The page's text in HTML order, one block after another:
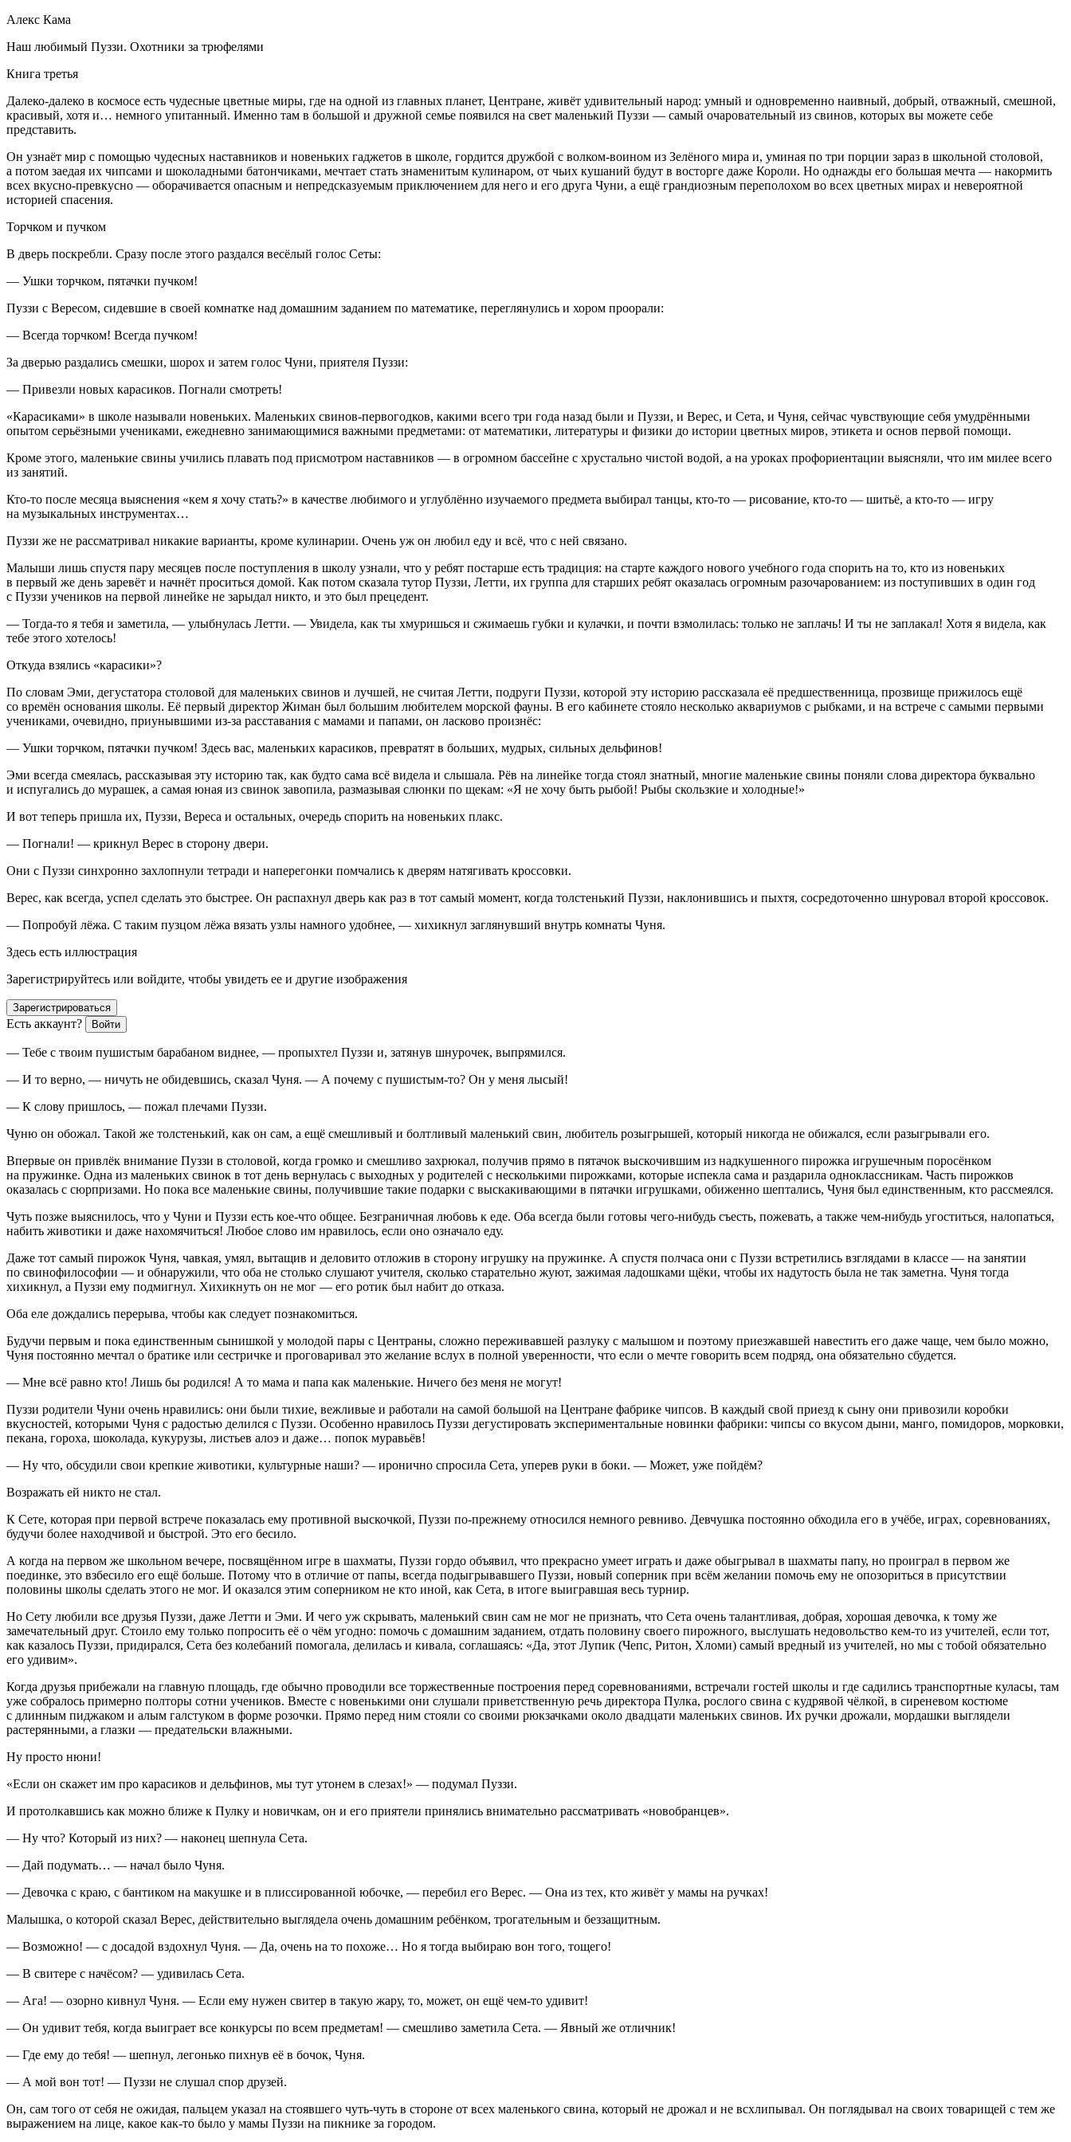
Алекс Кама
Наш любимый Пуззи. Охотники за трюфелями
Книга третья
Далеко-далеко в космосе есть чудесные цветные миры, где на одной из главных планет, Центране, живёт удивительный народ: умный и одновременно наивный, добрый, отважный, смешной,
красивый, хотя и… немного упитанный. Именно там в большой и дружной семье появился на свет маленький Пуззи — самый очаровательный из свинов, которых вы можете себе
представить.
Он узнаёт мир с помощью чудесных наставников и новеньких гаджетов в школе, гордится дружбой с волком-воином из Зелёного мира и, уминая по три порции зараз в школьной столовой,
а потом заедая их чипсами и шоколадными батончиками, мечтает стать знаменитым кулинаром, от чьих кушаний будут в восторге даже Короли. Но однажды его большая мечта — накормить
всех вкусно-превкусно — оборачивается опасным и непредсказуемым приключением для него и его друга Чуни, а ещё грандиозным переполохом во всех цветных мирах и невероятной
историей спасения.
Торчком и пучком
В дверь поскребли. Сразу после этого раздался весёлый голос Сеты:
— Ушки торчком, пятачки пучком!
Пуззи с Вересом, сидевшие в своей комнатке над домашним заданием по математике, переглянулись и хором проорали:
— Всегда торчком! Всегда пучком!
За дверью раздались смешки, шорох и затем голос Чуни, приятеля Пуззи:
— Привезли новых карасиков. Погнали смотреть!
«Карасиками» в школе называли новеньких. Маленьких свинов-первогодков, какими всего три года назад были и Пуззи, и Верес, и Сета, и Чуня, сейчас чувствующие себя умудрёнными
опытом серьёзными учениками, ежедневно занимающимися важными предметами: от математики, литературы и физики до истории цветных миров, этикета и основ первой помощи.
Кроме этого, маленькие свины учились плавать под присмотром наставников — в огромном бассейне с хрустально чистой водой, а на уроках профориентации выясняли, что им милее всего
из занятий.
Кто-то после месяца выяснения «кем я хочу стать?» в качестве любимого и углублённо изучаемого предмета выбирал танцы, кто-то — рисование, кто-то — шитьё, а кто-то — игру
на музыкальных инструментах…
Пуззи же не рассматривал никакие варианты, кроме кулинарии. Очень уж он любил еду и всё, что с ней связано.
Малыши лишь спустя пару месяцев после поступления в школу узнали, что у ребят постарше есть традиция: на старте каждого нового учебного года спорить на то, кто из новеньких
в первый же день заревёт и начнёт проситься домой. Как потом сказала тутор Пуззи, Летти, их группа для старших ребят оказалась огромным разочарованием: из поступивших в один год
с Пуззи учеников на первой линейке не зарыдал никто, и это был прецедент.
— Тогда-то я тебя и заметила, — улыбнулась Летти. — Увидела, как ты хмуришься и сжимаешь губки и кулачки, и почти взмолилась: только не заплачь! И ты не заплакал! Хотя я видела, как
тебе этого хотелось!
Откуда взялись «карасики»?
По словам Эми, дегустатора столовой для маленьких свинов и лучшей, не считая Летти, подруги Пуззи, которой эту историю рассказала её предшественница, прозвище прижилось ещё
со времён основания школы. Её первый директор Жиман был большим любителем морской фауны. В его кабинете стояло несколько аквариумов с рыбками, и на встрече с самыми первыми
учениками, очевидно, приунывшими из-за расставания с мамами и папами, он ласково произнёс:
— Ушки торчком, пятачки пучком! Здесь вас, маленьких карасиков, превратят в больших, мудрых, сильных дельфинов!
Эми всегда смеялась, рассказывая эту историю так, как будто сама всё видела и слышала. Рёв на линейке тогда стоял знатный, многие маленькие свины поняли слова директора буквально
и испугались до мурашек, а самая юная из свинок завопила, размазывая слюнки по щекам: «Я не хочу быть рыбой! Рыбы скользкие и холодные!»
И вот теперь пришла их, Пуззи, Вереса и остальных, очередь спорить на новеньких плакс.
— Погнали! — крикнул Верес в сторону двери.
Они с Пуззи синхронно захлопнули тетради и наперегонки помчались к дверям натягивать кроссовки.
Верес, как всегда, успел сделать это быстрее. Он распахнул дверь как раз в тот самый момент, когда толстенький Пуззи, наклонившись и пыхтя, сосредоточенно шнуровал второй кроссовок.
— Попробуй лёжа. С таким пузцом лёжа вязать узлы намного удобнее, — хихикнул заглянувший внутрь комнаты Чуня.
Здесь есть иллюстрация
Зарегистрируйтесь или войдите, чтобы увидеть ее и другие изображения
Зарегистрироваться
Есть аккаунт? Войти
— Тебе с твоим пушистым барабаном виднее, — пропыхтел Пуззи и, затянув шнурочек, выпрямился.
— И то верно, — ничуть не обидевшись, сказал Чуня. — А почему с пушистым-то? Он у меня лысый!
— К слову пришлось, — пожал плечами Пуззи.
Чуню он обожал. Такой же толстенький, как он сам, а ещё смешливый и болтливый маленький свин, любитель розыгрышей, который никогда не обижался, если разыгрывали его.
Впервые он привлёк внимание Пуззи в столовой, когда громко и смешливо захрюкал, получив прямо в пятачок выскочившим из надкушенного пирожка игрушечным поросёнком
на пружинке. Одна из маленьких свинок в тот день вернулась с выходных у родителей с несколькими пирожками, которые испекла сама и раздарила одноклассникам. Часть пирожков
оказалась с сюрпризами. Но пока все маленькие свины, получившие такие подарки с выскакивающими в пятачки игрушками, обиженно шептались, Чуня был единственным, кто рассмеялся.
Чуть позже выяснилось, что у Чуни и Пуззи есть кое-что общее. Безграничная любовь к еде. Оба всегда были готовы чего-нибудь съесть, пожевать, а также чем-нибудь угоститься, налопаться,
набить животики и даже нахомячиться! Любое слово им нравилось, если оно означало еду.
Даже тот самый пирожок Чуня, чавкая, умял, вытащив и деловито отложив в сторону игрушку на пружинке. А спустя полчаса они с Пуззи встретились взглядами в классе — на занятии
по свинофилософии — и обнаружили, что оба не столько слушают учителя, сколько старательно жуют, зажимая ладошками щёки, чтобы их надутость была не так заметна. Чуня тогда
хихикнул, а Пуззи ему подмигнул. Хихикнуть он не мог — его ротик был набит до отказа.
Оба еле дождались перерыва, чтобы как следует познакомиться.
Будучи первым и пока единственным сынишкой у молодой пары с Центраны, сложно переживавшей разлуку с малышом и поэтому приезжавшей навестить его даже чаще, чем было можно,
Чуня постоянно мечтал о братике или сестричке и проговаривал это желание вслух в полной уверенности, что если о мечте говорить всем подряд, она обязательно сбудется.
— Мне всё равно кто! Лишь бы родился! А то мама и папа как маленькие. Ничего без меня не могут!
Пуззи родители Чуни очень нравились: они были тихие, вежливые и работали на самой большой на Центране фабрике чипсов. В каждый свой приезд к сыну они привозили коробки
вкусностей, которыми Чуня с радостью делился с Пуззи. Особенно нравилось Пуззи дегустировать экспериментальные новинки фабрики: чипсы со вкусом дыни, манго, помидоров, морковки,
пекана, гороха, шоколада, кукурузы, листьев алоэ и даже… попок муравьёв!
— Ну что, обсудили свои крепкие животики, культурные наши? — иронично спросила Сета, уперев руки в боки. — Может, уже пойдём?
Возражать ей никто не стал.
К Сете, которая при первой встрече показалась ему противной выскочкой, Пуззи по-прежнему относился немного ревниво. Девчушка постоянно обходила его в учёбе, играх, соревнованиях,
будучи более находчивой и быстрой. Это его бесило.
А когда на первом же школьном вечере, посвящённом игре в шахматы, Пуззи гордо объявил, что прекрасно умеет играть и даже обыгрывал в шахматы папу, но проиграл в первом же
поединке, это взбесило его ещё больше. Потому что в отличие от папы, всегда подыгрывавшего Пуззи, новый соперник при всём желании помочь ему не опозориться в присутствии
половины школы сделать этого не мог. И оказался этим соперником не кто иной, как Сета, в итоге выигравшая весь турнир.
Но Сету любили все друзья Пуззи, даже Летти и Эми. И чего уж скрывать, маленький свин сам не мог не признать, что Сета очень талантливая, добрая, хорошая девочка, к тому же
замечательный друг. Стоило ему только попросить её о чём угодно: помочь с домашним заданием, отдать половину своего пирожного, выслушать недовольство кем-то из учителей, если тот,
как казалось Пуззи, придирался, Сета без колебаний помогала, делилась и кивала, соглашаясь: «Да, этот Лупик (Чепс, Ритон, Хломи) самый вредный из учителей, но мы с тобой обязательно
его удивим».
Когда друзья прибежали на главную площадь, где обычно проводили все торжественные построения перед соревнованиями, встречали гостей школы и где садились транспортные куласы, там
уже собралось примерно полторы сотни учеников. Вместе с новенькими они слушали приветственную речь директора Пулка, рослого свина с кудрявой чёлкой, в сиреневом костюме
с длинным пиджаком и алым галстуком в форме розочки. Прямо перед ним стояли со своими рюкзачками около двадцати маленьких свинов. Их ручки дрожали, мордашки выглядели
растерянными, а глазки — предательски влажными.
Ну просто нюни!
«Если он скажет им про карасиков и дельфинов, мы тут утонем в слезах!» — подумал Пуззи.
И протолкавшись как можно ближе к Пулку и новичкам, он и его приятели принялись внимательно рассматривать «новобранцев».
— Ну что? Который из них? — наконец шепнула Сета.
— Дай подумать… — начал было Чуня.
— Девочка с краю, с бантиком на макушке и в плиссированной юбочке, — перебил его Верес. — Она из тех, кто живёт у мамы на ручках!
Малышка, о которой сказал Верес, действительно выглядела очень домашним ребёнком, трогательным и беззащитным.
— Возможно! — с досадой вздохнул Чуня. — Да, очень на то похоже… Но я тогда выбираю вон того, тощего!
— В свитере с начёсом? — удивилась Сета.
— Ага! — озорно кивнул Чуня. — Если ему нужен свитер в такую жару, то, может, он ещё чем-то удивит!
— Он удивит тебя, когда выиграет все конкурсы по всем предметам! — смешливо заметила Сета. — Явный же отличник!
— Где ему до тебя! — шепнул, легонько пихнув её в бочок, Чуня.
— А мой вон тот! — Пуззи не слушал спор друзей.
Он, сам того от себя не ожидая, пальцем указал на стоявшего чуть-чуть в стороне от всех маленького свина, который не дрожал и не всхлипывал. Он поглядывал на своих товарищей с тем же
выражением на лице, какое как-то было у мамы Пуззи на пикнике за городом.